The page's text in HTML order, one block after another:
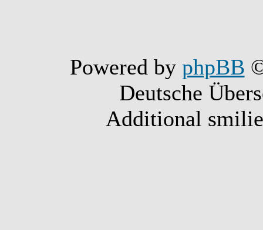
Powered by phpBB
Deutsche
Additional